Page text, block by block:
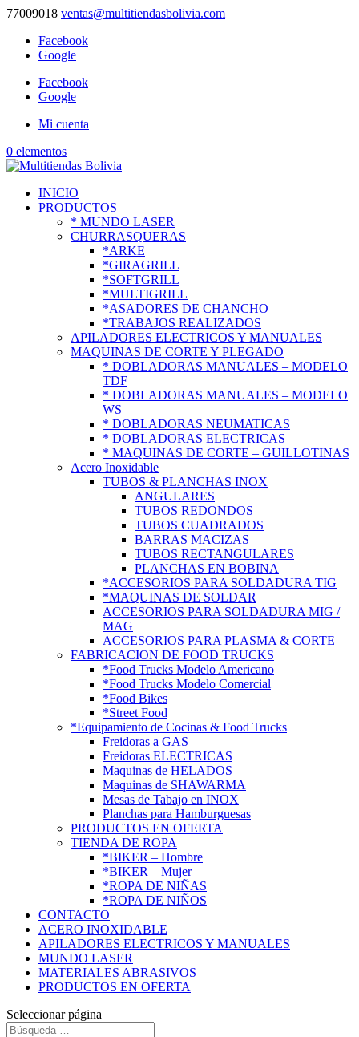
77009018 ventas@multitiendasbolivia.com
Facebook
Google
Facebook
Google
Mi cuenta
0 elementos
INICIO
PRODUCTOS
* MUNDO LASER
CHURRASQUERAS
*ARKE
*GIRAGRILL
*SOFTGRILL
*MULTIGRILL
*ASADORES DE CHANCHO
*TRABAJOS REALIZADOS
APILADORES ELECTRICOS Y MANUALES
MAQUINAS DE CORTE Y PLEGADO
* DOBLADORAS MANUALES – MODELO
TDF
* DOBLADORAS MANUALES – MODELO
WS
* DOBLADORAS NEUMATICAS
* DOBLADORAS ELECTRICAS
* MAQUINAS DE CORTE – GUILLOTINAS
Acero Inoxidable
TUBOS & PLANCHAS INOX
ANGULARES
TUBOS REDONDOS
TUBOS CUADRADOS
BARRAS MACIZAS
TUBOS RECTANGULARES
PLANCHAS EN BOBINA
*ACCESORIOS PARA SOLDADURA TIG
*MAQUINAS DE SOLDAR
ACCESORIOS PARA SOLDADURA MIG /
MAG
ACCESORIOS PARA PLASMA & CORTE
FABRICACION DE FOOD TRUCKS
*Food Trucks Modelo Americano
*Food Trucks Modelo Comercial
*Food Bikes
*Street Food
*Equipamiento de Cocinas & Food Trucks
Freidoras a GAS
Freidoras ELECTRICAS
Maquinas de HELADOS
Maquinas de SHAWARMA
Mesas de Tabajo en INOX
Planchas para Hamburguesas
PRODUCTOS EN OFERTA
TIENDA DE ROPA
*BIKER – Hombre
*BIKER – Mujer
*ROPA DE NIÑAS
*ROPA DE NIÑOS
CONTACTO
ACERO INOXIDABLE
APILADORES ELECTRICOS Y MANUALES
MUNDO LASER
MATERIALES ABRASIVOS
PRODUCTOS EN OFERTA
Seleccionar página